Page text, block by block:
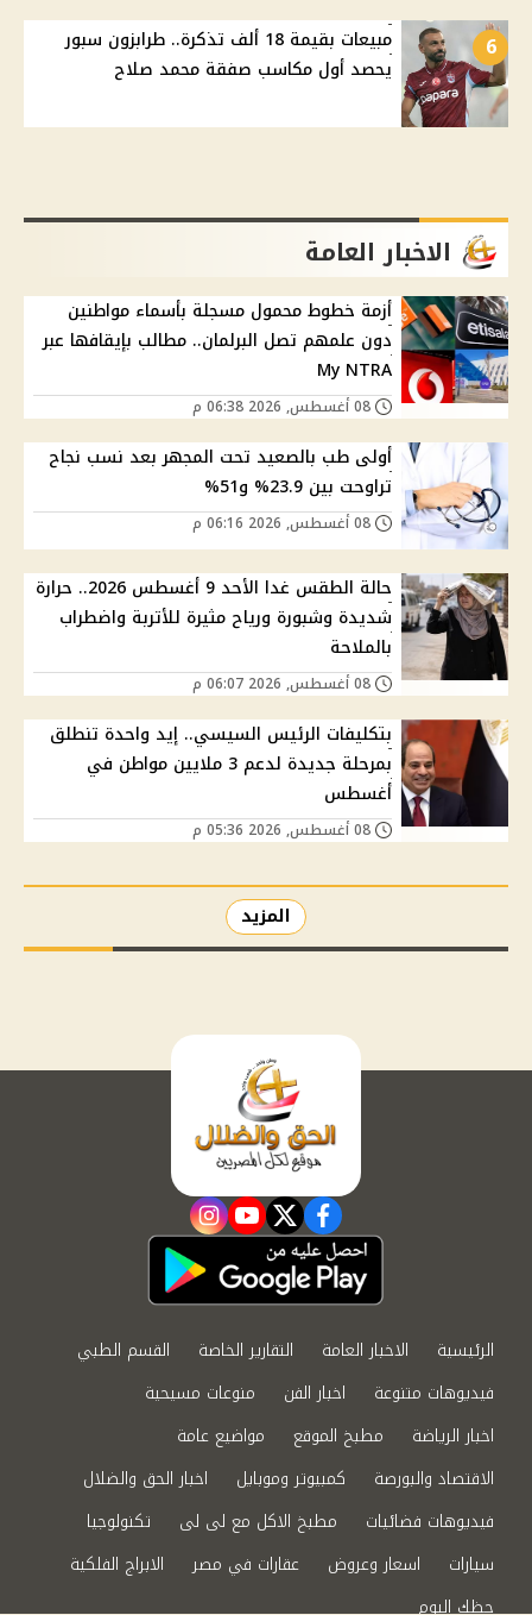
6
مبيعات بقيمة 18 ألف تذكرة.. طرابزون سبور
يحصد أول مكاسب صفقة محمد صلاح
الاخبار العامة
أزمة خطوط محمول مسجلة بأسماء مواطنين
دون علمهم تصل البرلمان.. مطالب بإيقافها عبر
My NTRA
أولى طب بالصعيد تحت المجهر بعد نسب نجاح
تراوحت بين 23.9% و51%
حالة الطقس غدا الأحد 9 أغسطس 2026.. حرارة
شديدة وشبورة ورياح مثيرة للأتربة واضطراب
بالملاحة
بتكليفات الرئيس السيسي.. إيد واحدة تنطلق
بمرحلة جديدة لدعم 3 ملايين مواطن في
أغسطس
المزيد
facebook
twitter
youtube
instagram
الرئيسية الاخبار العامة التقارير الخاصة
القسم الطبي
فيديوهات متنوعة
اخبار الفن
منوعات مسيحية
اخبار الرياضة
مطبخ الموقع
مواضيع عامة
الاقتصاد والبورصة
كمبيوتر وموبايل
اخبار الحق والضلال
فيديوهات فضائيات
مطبخ الاكل مع لى لى
تكنولوجيا
سيارات
اسعار وعروض عقارات في مصر
الابراج الفلكية
حظك اليوم